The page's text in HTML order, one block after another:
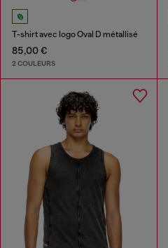
T-shirt avec logo Oval D métallisé
85,00 €
2 COULEURS